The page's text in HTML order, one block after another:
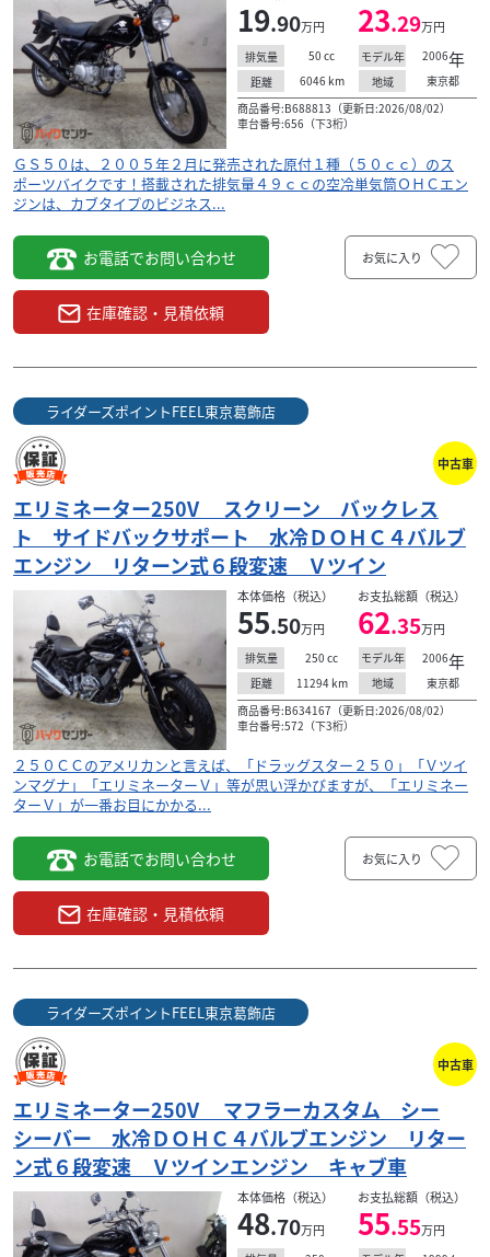
19.90万円 23.29万円
排気量 50 cc モデル年 2006年
距離 6046 km 地域
東京都
商品番号:B688813（更新日:2026/08/02）
車台番号:656（下3桁）
ＧＳ５０は、２００５年２月に発売された原付１種（５０ｃｃ）のス
ポーツバイクです！搭載された排気量４９ｃｃの空冷単気筒ＯＨＣエン
ジンは、カブタイプのビジネス...
お電話でお問い合わせ
在庫確認・見積依頼
お気に入り
ライダーズポイントFEEL東京葛飾店
中古車
エリミネーター250V スクリーン バックレス
ト サイドバックサポート 水冷ＤＯＨＣ４バルブ
エンジン リターン式６段変速 Ｖツイン
本体価格（税込）
55.50万円
お支払総額（税込）
62.35万円
排気量 250 cc モデル年 2006年
距離 11294 km 地域
東京都
商品番号:B634167（更新日:2026/08/02）
車台番号:572（下3桁）
２５０ＣＣのアメリカンと言えば、「ドラッグスター２５０」「Ｖツイ
ンマグナ」「エリミネーターＶ」等が思い浮かびますが、「エリミネー
ターＶ」が一番お目にかかる...
お電話でお問い合わせ
在庫確認・見積依頼
お気に入り
ライダーズポイントFEEL東京葛飾店
中古車
エリミネーター250V マフラーカスタム シー
シーバー 水冷ＤＯＨＣ４バルブエンジン リター
ン式６段変速 Ｖツインエンジン キャブ車
本体価格（税込）
48.70万円
お支払総額（税込）
55.55万円